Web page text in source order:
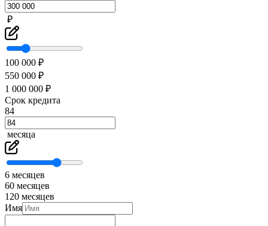
₽
100 000 ₽
550 000 ₽
1 000 000 ₽
Срок кредита
84
месяца
6 месяцев
60 месяцев
120 месяцев
Имя